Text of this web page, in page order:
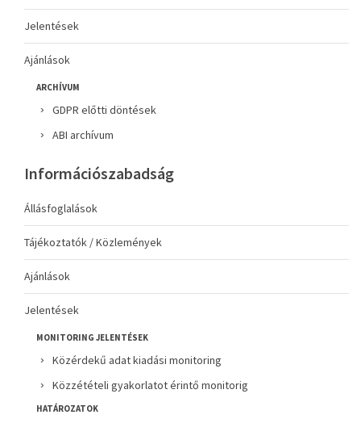
Jelentések
Ajánlások
ARCHÍVUM
GDPR előtti döntések
ABI archívum
Információszabadság
Állásfoglalások
Tájékoztatók / Közlemények
Ajánlások
Jelentések
MONITORING JELENTÉSEK
Közérdekű adat kiadási monitoring
Közzétételi gyakorlatot érintő monitorig
HATÁROZATOK